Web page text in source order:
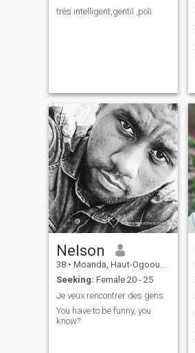
très intelligent,gentil ,poli
Nelson
38 • Moanda, Haut-Ogooué, Gabon
Seeking: Female 20 - 25
Je veux rencontrer des gens.
You have to be funny, you
know?